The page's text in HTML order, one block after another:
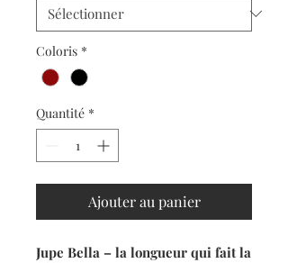
Coloris *
Quantité *
Ajouter au panier
Jupe Bella – la longueur qui fait la